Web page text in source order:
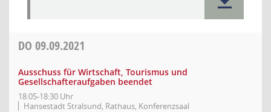
DO 09.09.2021
Ausschuss für Wirtschaft, Tourismus und
Gesellschafteraufgaben beendet
18:05-18:30 Uhr
Hansestadt Stralsund, Rathaus, Konferenzsaal